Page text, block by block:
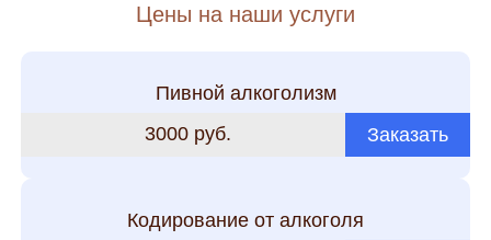
Цены на наши услуги
Пивной алкоголизм
3000 руб.
Заказать
Кодирование от алкоголя